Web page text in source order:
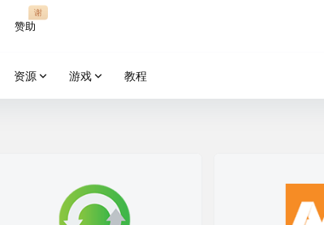
赞助
谢
资源 游戏 教程